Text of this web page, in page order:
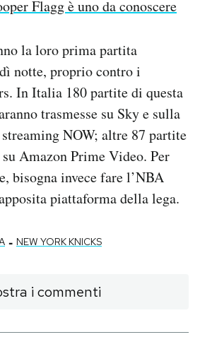
Flagg è uno da conoscere
la loro prima partita
notte, proprio contro i
In Italia 180 partite di questa
trasmesse su Sky e sulla
NOW; altre 87 partite
su Amazon Prime Video. Per
bisogna invece fare l’NBA
piattaforma della lega.
- NEW YORK KNICKS
i commenti